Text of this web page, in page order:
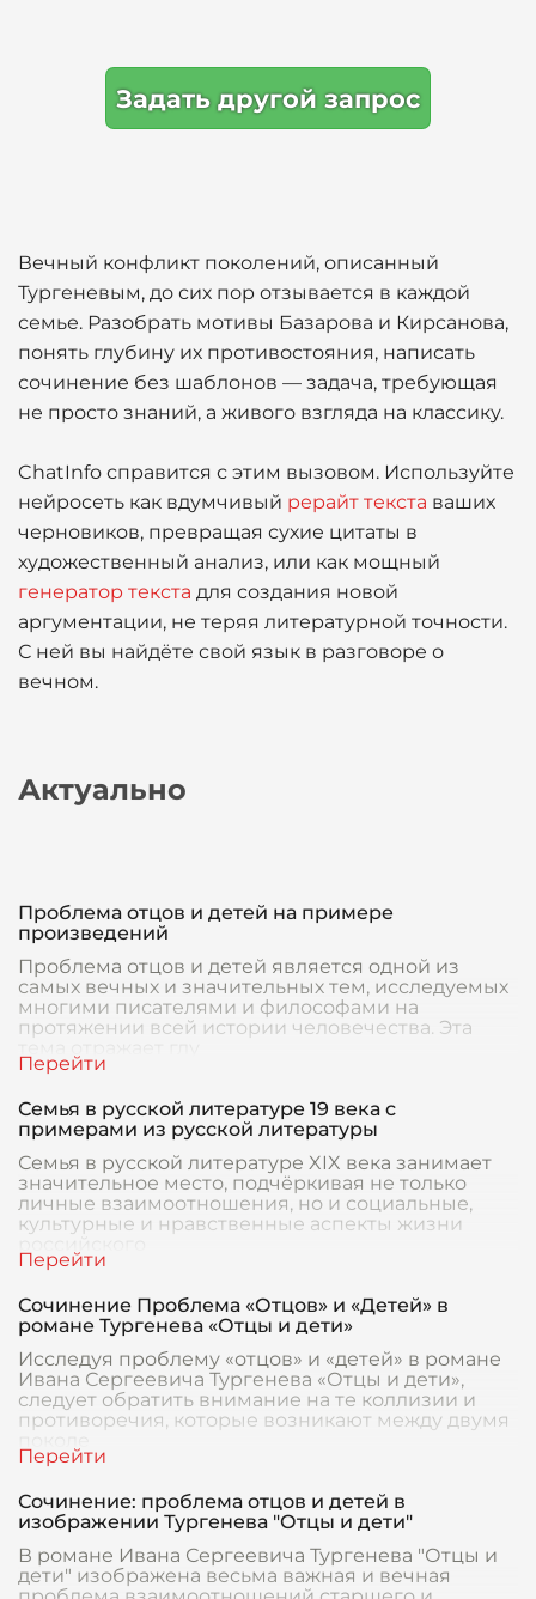
Задать другой запрос
Вечный конфликт поколений, описанный
Тургеневым, до сих пор отзывается в каждой
семье. Разобрать мотивы Базарова и Кирсанова,
понять глубину их противостояния, написать
сочинение без шаблонов — задача, требующая
не просто знаний, а живого взгляда на классику.
ChatInfo справится с этим вызовом. Используйте
нейросеть как вдумчивый рерайт текста ваших
черновиков, превращая сухие цитаты в
художественный анализ, или как мощный
генератор текста для создания новой
аргументации, не теряя литературной точности.
С ней вы найдёте свой язык в разговоре о
вечном.
Актуально
Проблема отцов и детей на примере
произведений
Проблема отцов и детей является одной из
самых вечных и значительных тем, исследуемых
многими писателями и философами на
протяжении всей истории человечества. Эта
Семья в русской литературе 19 века с
примерами из русской литературы
Семья в русской литературе XIX века занимает
значительное место, подчёркивая не только
личные взаимоотношения, но и социальные,
культурные и нравственные аспекты жизни
Сочинение Проблема «Отцов» и «Детей» в
романе Тургенева «Отцы и дети»
Исследуя проблему «отцов» и «детей» в романе
Ивана Сергеевича Тургенева «Отцы и дети»,
следует обратить внимание на те коллизии и
противоречия, которые возникают между двумя
Сочинение: проблема отцов и детей в
изображении Тургенева "Отцы и дети"
В романе Ивана Сергеевича Тургенева "Отцы и
дети" изображена весьма важная и вечная